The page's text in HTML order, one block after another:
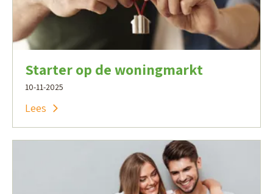
Starter op de woningmarkt
10-11-2025
Lees